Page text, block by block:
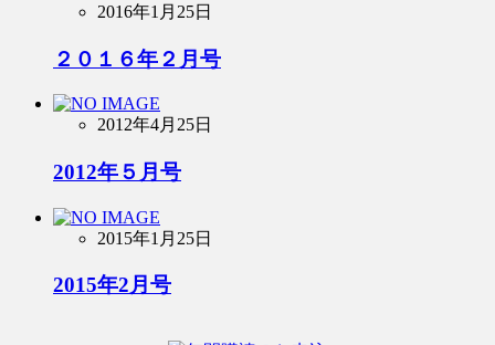
2016年1月25日
２０１６年２月号
2012年4月25日
2012年５月号
2015年1月25日
2015年2月号